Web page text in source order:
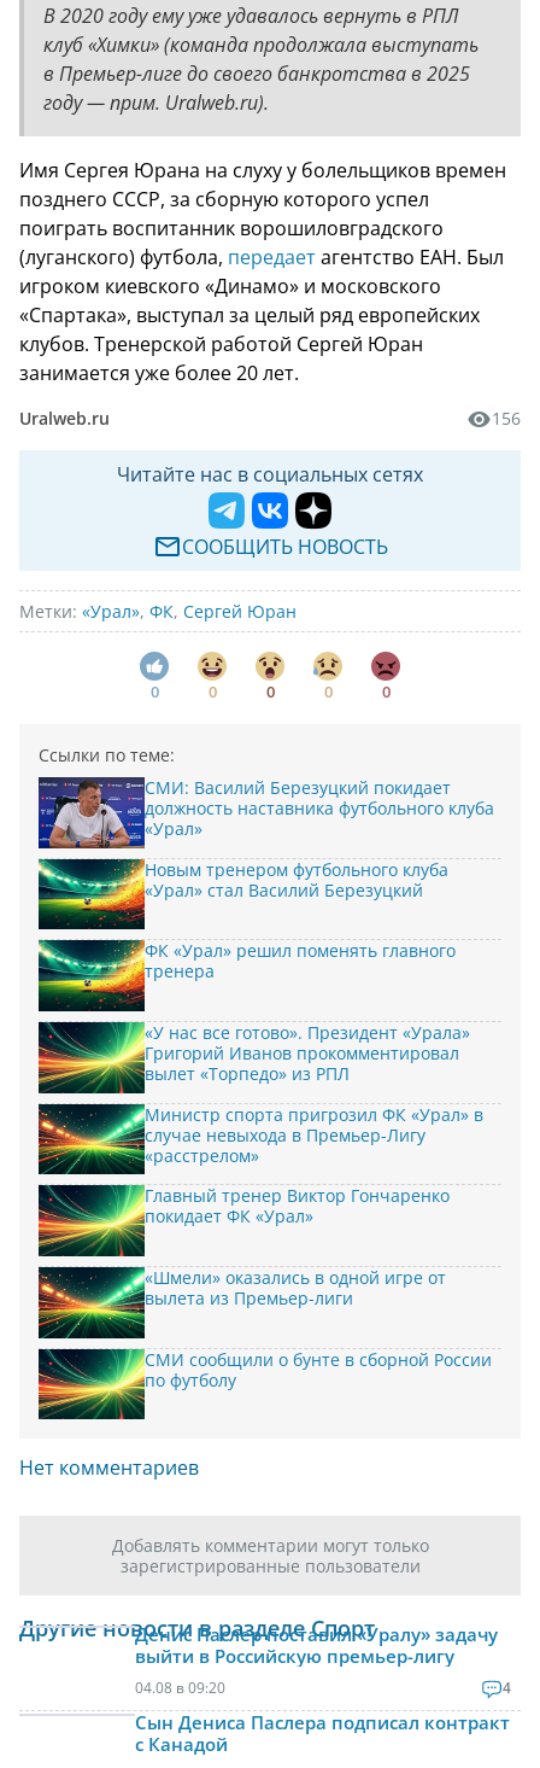
В 2020 году ему уже удавалось вернуть в РПЛ
клуб «Химки» (команда продолжала выступать
в Премьер-лиге до своего банкротства в 2025
году — прим. Uralweb.ru).
Имя Сергея Юрана на слуху у болельщиков времен
позднего СССР, за сборную которого успел
поиграть воспитанник ворошиловградского
(луганского) футбола, передаетагентство ЕАН. Был
игроком киевского «Динамо» и московского
«Спартака», выступал за целый ряд европейских
клубов. Тренерской работой Сергей Юран
занимается уже более 20 лет.
Uralweb.ru 156
Читайте нас в социальных сетях
СООБЩИТЬ НОВОСТЬ
Метки: «Урал», ФК, Сергей Юран
0 0 0 0 0
Ссылки по теме:
СМИ: Василий Березуцкий покидает
должность наставника футбольного клуба
«Урал»
Новым тренером футбольного клуба
«Урал» стал Василий Березуцкий
ФК «Урал» решил поменять главного
тренера
«У нас все готово». Президент «Урала»
Григорий Иванов прокомментировал
вылет «Торпедо» из РПЛ
Министр спорта пригрозил ФК «Урал» в
случае невыхода в Премьер-Лигу
«расстрелом»
Главный тренер Виктор Гончаренко
покидает ФК «Урал»
«Шмели» оказались в одной игре от
вылета из Премьер-лиги
СМИ сообщили о бунте в сборной России
по футболу
Нет комментариев
Добавлять комментарии могут только
зарегистрированные пользователи
Другие новости в разделе Спорт
Денис Паслер поставил «Уралу» задачу
выйти в Российскую премьер-лигу
04.08 в 09:20 4
Сын Дениса Паслера подписал контракт
с Канадой